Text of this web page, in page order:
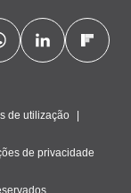
de utilização
de privacidade